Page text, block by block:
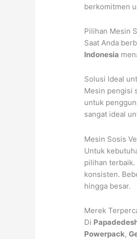
berkomitmen
Pilihan Mesin
Saat Anda
Indonesia
Solusi Ideal
Mesin pengisi
untuk
sangat ideal
Mesin Sosis
Untuk
pilihan
konsisten.
hingga besar.
Merek
Di
Powerpack,